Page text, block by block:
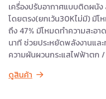
เครื่องปรับอากาศแบบติดผนัง
โดยตรง(ยกเว้น30Kไม่มี) มีโ
ถึง 47% มีโหมดทำความสะอา
นาที ช่วยประหยัดพลังงานแ
ความผันผวนกระแสไฟฟ้าตก /
ดูสินค้า